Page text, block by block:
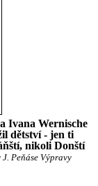
Ivana Wernische
dětství - jen ti
nikoli Donští
Peňáse Výpravy